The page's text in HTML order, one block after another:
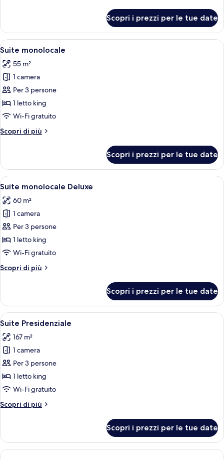
Junior
Scopri i prezzi per le tue date
Apri
tutte
le
foto
per
Suite
monolocale
Una camera da letto con un letto
5
Suite monolocale
55 m²
1 camera
Per 3 persone
1 letto king
Wi-Fi gratuito
Scopri di più
Altri
monolocale
Scopri i prezzi per le tue date
Apri
tutte
le
foto
per
Suite
monolocale
Una camera da letto con un letto
6
Suite monolocale Deluxe
60 m²
1 camera
Per 3 persone
1 letto king
Wi-Fi gratuito
Scopri di più
Altri
monolocale
Deluxe
Scopri i prezzi per le tue date
Apri
tutte
le
foto
per
Suite
Presidenziale
Una camera da letto con un letto
6
Suite Presidenziale
167 m²
1 camera
Per 3 persone
1 letto king
Wi-Fi gratuito
Scopri di più
Altri
Presidenziale
Scopri i prezzi per le tue date